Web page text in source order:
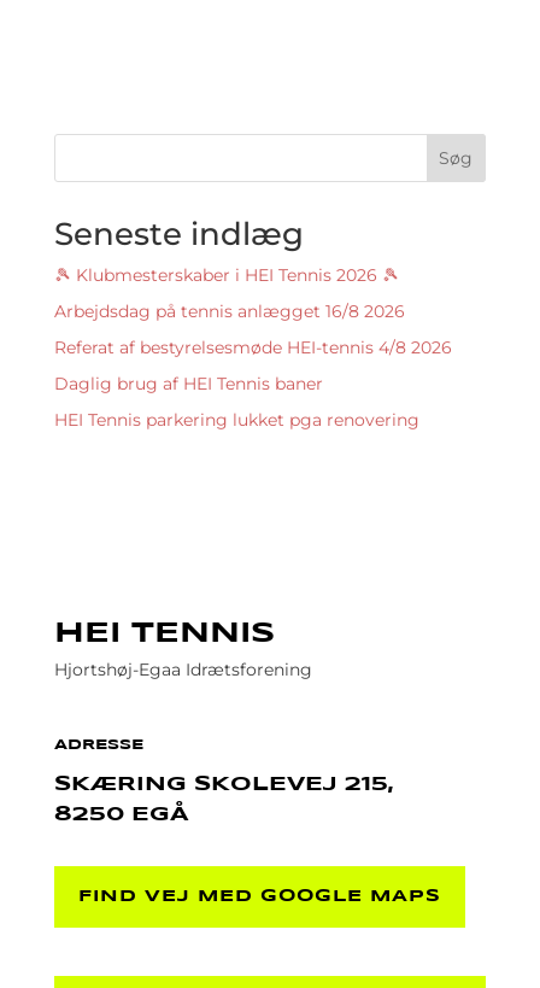
Søg
Seneste indlæg
🎾 Klubmesterskaber i HEI Tennis 2026 🎾
Arbejdsdag på tennis anlægget 16/8 2026
Referat af bestyrelsesmøde HEI-tennis 4/8 2026
Daglig brug af HEI Tennis baner
HEI Tennis parkering lukket pga renovering
HEI TENNIS
Hjortshøj-Egaa Idrætsforening
ADRESSE
SKÆRING SKOLEVEJ 215,
8250 EGÅ
FIND VEJ MED GOOGLE MAPS